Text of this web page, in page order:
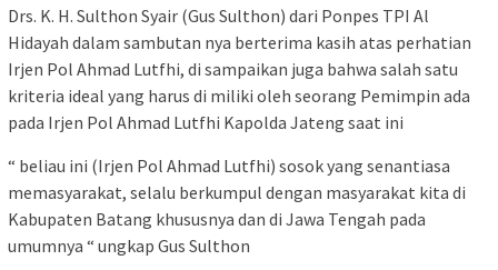
Drs. K. H. Sulthon Syair (Gus Sulthon) dari Ponpes TPI Al
Hidayah dalam sambutan nya berterima kasih atas perhatian
Irjen Pol Ahmad Lutfhi, di sampaikan juga bahwa salah satu
kriteria ideal yang harus di miliki oleh seorang Pemimpin ada
pada Irjen Pol Ahmad Lutfhi Kapolda Jateng saat ini
“ beliau ini (Irjen Pol Ahmad Lutfhi) sosok yang senantiasa
memasyarakat, selalu berkumpul dengan masyarakat kita di
Kabupaten Batang khususnya dan di Jawa Tengah pada
umumnya “ ungkap Gus Sulthon